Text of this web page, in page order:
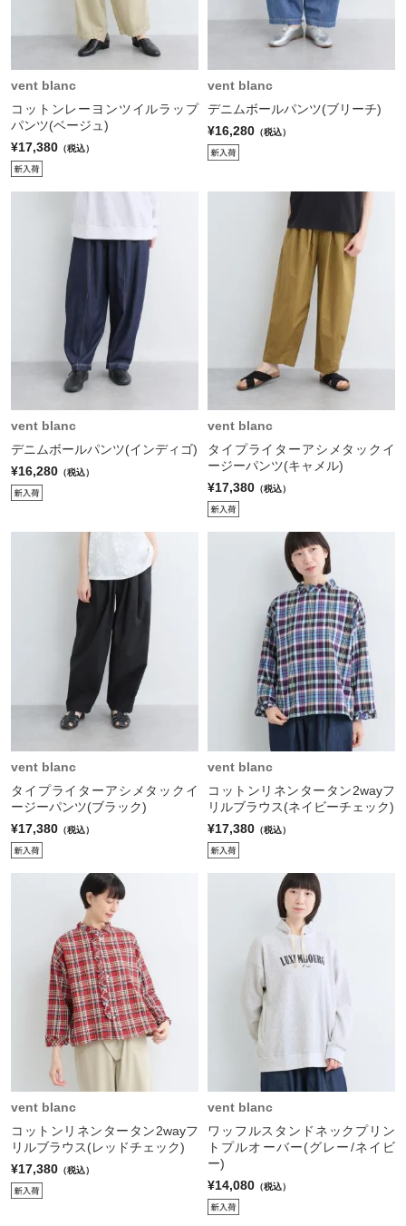
vent blanc
コットンレーヨンツイルラップ
パンツ(ベージュ)
¥17,380 （税込）
vent blanc
デニムボールパンツ(ブリーチ)
¥16,280 （税込）
vent blanc
デニムボールパンツ(インディゴ)
¥16,280 （税込）
vent blanc
タイプライターアシメタックイ
ージーパンツ(キャメル)
¥17,380 （税込）
vent blanc
タイプライターアシメタックイ
ージーパンツ(ブラック)
¥17,380 （税込）
vent blanc
コットンリネンタータン2wayフ
リルブラウス(ネイビーチェック)
¥17,380 （税込）
vent blanc
コットンリネンタータン2wayフ
リルブラウス(レッドチェック)
¥17,380 （税込）
vent blanc
ワッフルスタンドネックプリン
トプルオーバー(グレー/ネイビ
ー)
¥14,080 （税込）